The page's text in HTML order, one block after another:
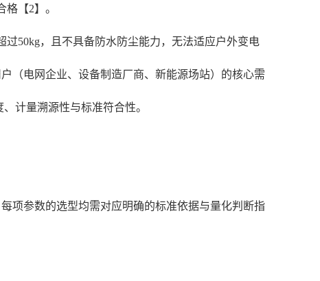
【2】。
50kg，且不具备防水防尘能力，无法适应户外变电
（电网企业、设备制造厂商、新能源场站）的核心需
计量溯源性与标准符合性。
项参数的选型均需对应明确的标准依据与量化判断指